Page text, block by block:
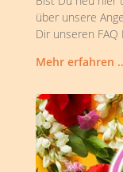
über unsere
Dir unseren FAQ
Mehr erfahren